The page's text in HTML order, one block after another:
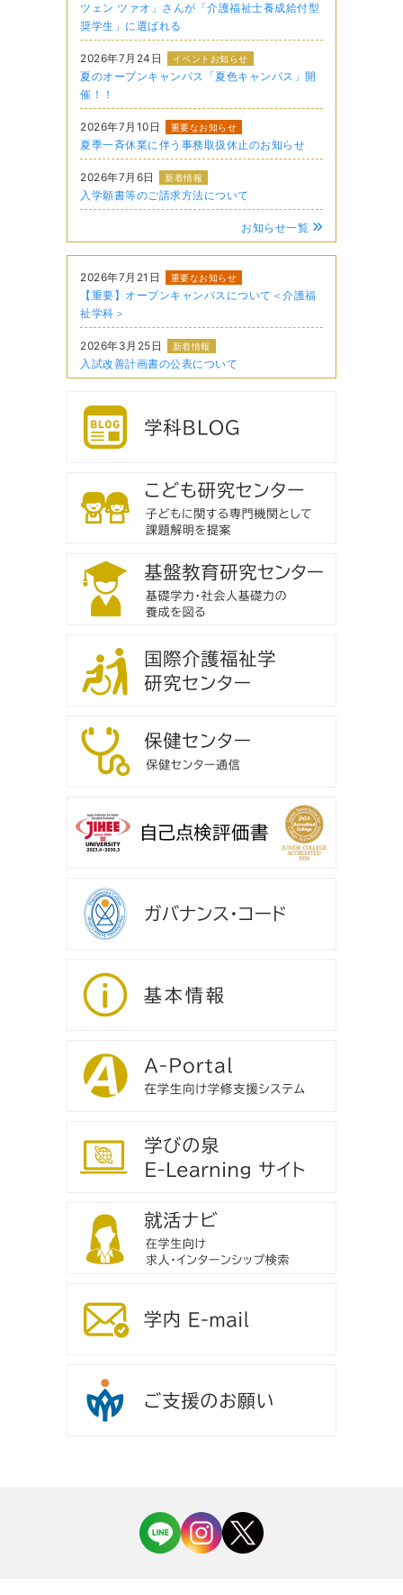
ツェン ツァオ」さんが「介護福祉士養成給付型
奨学生」に選ばれる
2026年7月24日 イベントお知らせ
夏のオープンキャンパス「夏色キャンパス」開
催！！
2026年7月10日 重要なお知らせ
夏季一斉休業に伴う事務取扱休止のお知らせ
2026年7月6日 新着情報
入学願書等のご請求方法について
お知らせ一覧
2026年7月21日 重要なお知らせ
【重要】オープンキャンパスについて＜介護福
祉学科＞
2026年3月25日 新着情報
入試改善計画書の公表について